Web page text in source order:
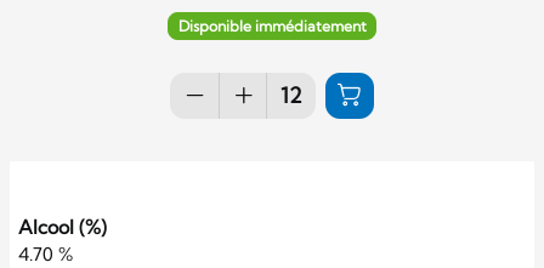
Disponible immédiatement
Alcool (%)
4.70 %